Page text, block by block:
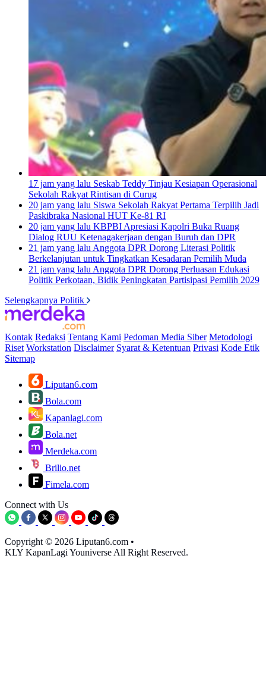
17 jam yang lalu Seskab Teddy Tinjau Kesiapan Operasional
Sekolah Rakyat Rintisan di Curug
20 jam yang lalu Siswa Sekolah Rakyat Pertama Terpilih Jadi
Paskibraka Nasional HUT Ke-81 RI
20 jam yang lalu KBPBI Apresiasi Kapolri Buka Ruang
Dialog RUU Ketenagakerjaan dengan Buruh dan DPR
21 jam yang lalu Anggota DPR Dorong Literasi Politik
Berkelanjutan untuk Tingkatkan Kesadaran Pemilih Muda
21 jam yang lalu Anggota DPR Dorong Perluasan Edukasi
Politik Perkotaan, Bidik Peningkatan Partisipasi Pemilih 2029
Selengkapnya Politik
Kontak Redaksi Tentang Kami Pedoman Media Siber Metodologi
Riset Workstation Disclaimer Syarat & Ketentuan Privasi Kode Etik
Sitemap
Liputan6.com
Bola.com
Kapanlagi.com
Bola.net
Merdeka.com
Brilio.net
Fimela.com
Connect with Us
Copyright © 2026 Liputan6.com •
KLY KapanLagi Youniverse All Right Reserved.